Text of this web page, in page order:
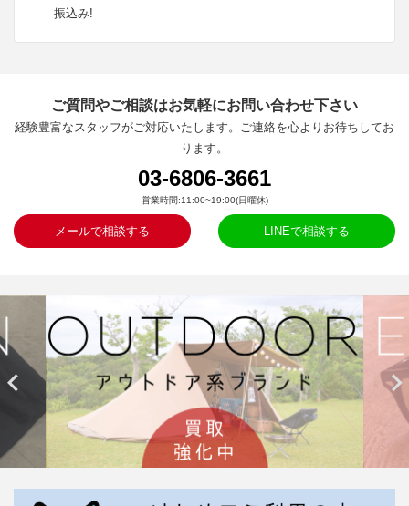
振込み!
ご質問やご相談はお気軽にお問い合わせ下さい
経験豊富なスタッフがご対応いたします。ご連絡を心よりお待ちしてお
ります。
03-6806-3661
営業時間:11:00~19:00(日曜休)
メールで相談する LINEで相談する
 